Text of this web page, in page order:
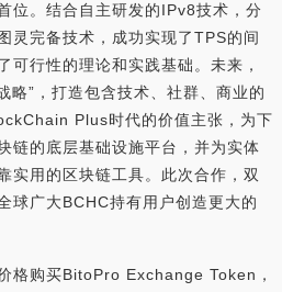
位。结合自主研发的IPv8技术，分
灵完备技术，成功实现了TPS的间
可行性的理论和实践基础。未来，
略”，打造包含技术、社群、商业的
Plus时代的价值主张，为下
链的底层基础设施平台，并为实体
实用的区块链工具。此次合作，双
球广大BCHC持有用户创造更大的
格购买BitoPro Exchange Token，